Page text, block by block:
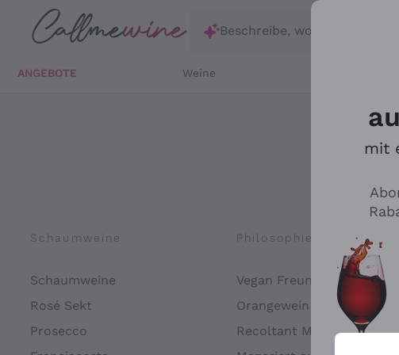
Zum Hauptinhalt springen
Beschreibe, wonach du
ANGEBOTE Weine
Schaumweine
Schaumweine
Rosé Sekt
Prosecco
Philosophien
Vegan Freundlich
Orangewein
Recoltant Manipulant
mit